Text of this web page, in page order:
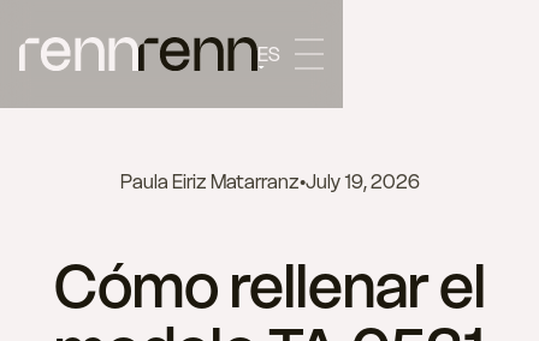
ES
Paula Eiriz Matarranz•July 19, 2026
Cómo rellenar el